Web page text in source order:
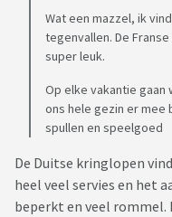
Wat een mazzel, ik
tegenvallen. De
super leuk.
Op elke vakantie gaan
ons hele gezin er mee
spullen en speelgoed
De Duitse kringlopen
heel veel servies en het
beperkt en veel rommel.